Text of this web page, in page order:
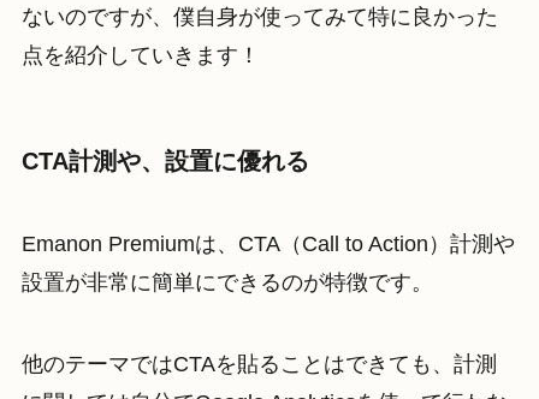
ないのですが、僕自身が使ってみて特に良かった
点を紹介していきます！
CTA計測や、設置に優れる
Emanon Premiumは、CTA（Call to Action）計測や
設置が非常に簡単にできるのが特徴です。
他のテーマではCTAを貼ることはできても、計測